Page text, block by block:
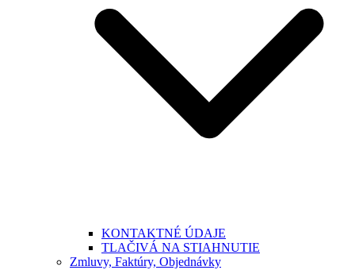
KONTAKTNÉ ÚDAJE
TLAČIVÁ NA STIAHNUTIE
Zmluvy, Faktúry, Objednávky